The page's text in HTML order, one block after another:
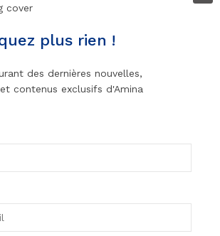
que votre défrisant n'est pas
plus rien !
des dernières nouvelles,
contenus exclusifs d'Amina